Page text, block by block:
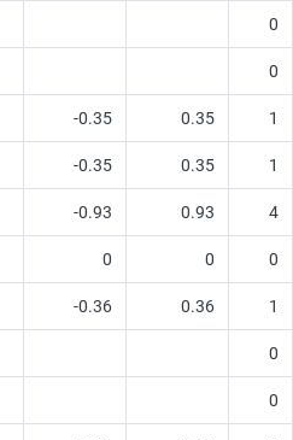
0
0
-0.35 0.35 1
-0.35 0.35 1
-0.93 0.93 4
0 0 0
-0.36 0.36 1
0
0